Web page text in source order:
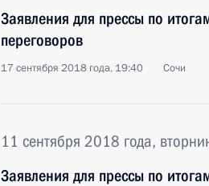
Заявления для прессы по
переговоров
17 сентября 2018 года, 19:40 Сочи
11 сентября 2018 года,
Заявления для прессы по